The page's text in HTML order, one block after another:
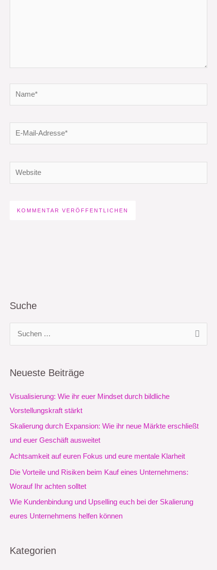
Mail-
Suche
h
e
n
:
Neueste Beiträge
Visualisierung: Wie ihr euer Mindset durch bildliche
Vorstellungskraft stärkt
Skalierung durch Expansion: Wie ihr neue Märkte erschließt
und euer Geschäft ausweitet
Achtsamkeit auf euren Fokus und eure mentale Klarheit
Die Vorteile und Risiken beim Kauf eines Unternehmens:
Worauf Ihr achten solltet
Wie Kundenbindung und Upselling euch bei der Skalierung
eures Unternehmens helfen können
Kategorien